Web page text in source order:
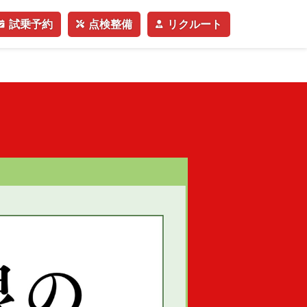
試乗予約 点検整備 リクルート